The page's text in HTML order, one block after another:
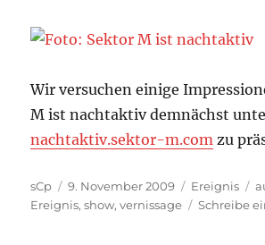
Wir versuchen einige
M ist nachtaktiv demnächst
nachtaktiv.sektor-m.com zu
Autor
sCp
Veröffentlicht
am
9. November 2009 Kategorien
Ereignis
Ereignis,show,vernissage Schreibe